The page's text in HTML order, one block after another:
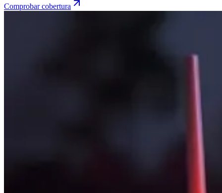
Comprobar cobertura